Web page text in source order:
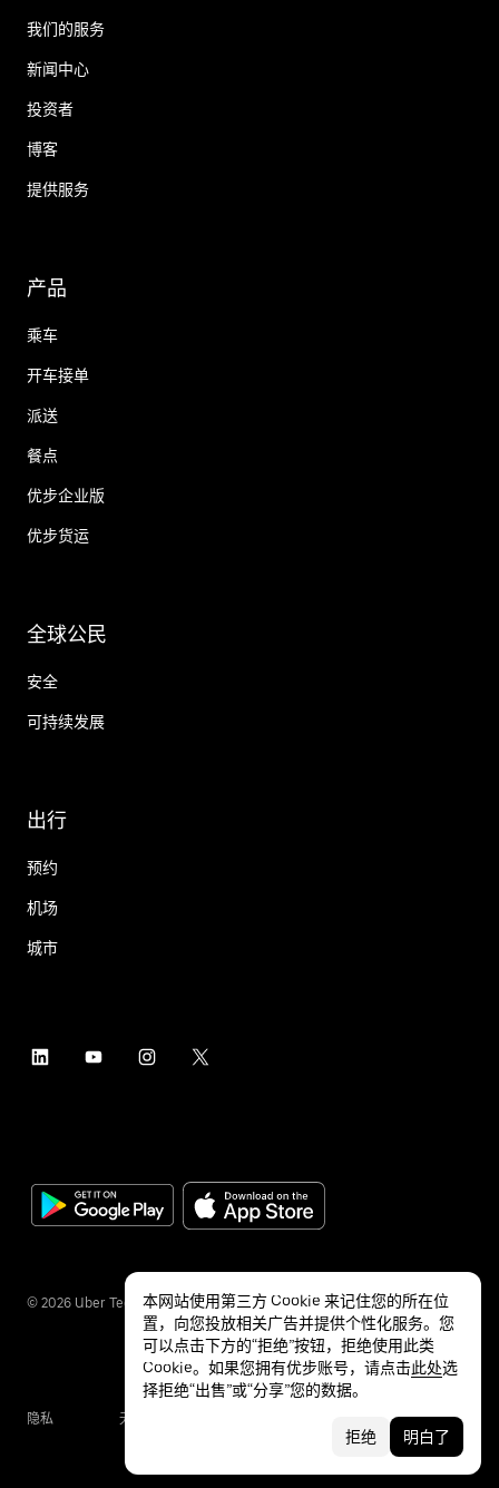
我们的服务
新闻中心
投资者
博客
提供服务
产品
乘车
开车接单
派送
餐点
优步企业版
优步货运
全球公民
安全
可持续发展
出行
预约
机场
城市
© 2026 Uber Technologies Inc.
隐私 无障碍服务
本网站使用第三方 Cookie 来记住您的所在位
置，向您投放相关广告并提供个性化服务。您
可以点击下方的“拒绝”按钮，拒绝使用此类
Cookie。如果您拥有优步账号，请点击此处选
择拒绝“出售”或“分享”您的数据。
拒绝 明白了